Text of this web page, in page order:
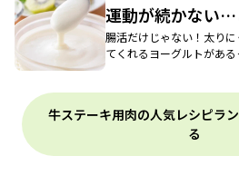
運動が続かない
腸活だけじゃない！太り
てくれるヨーグルトがある
牛ステーキ用肉の人気レシピラ
る